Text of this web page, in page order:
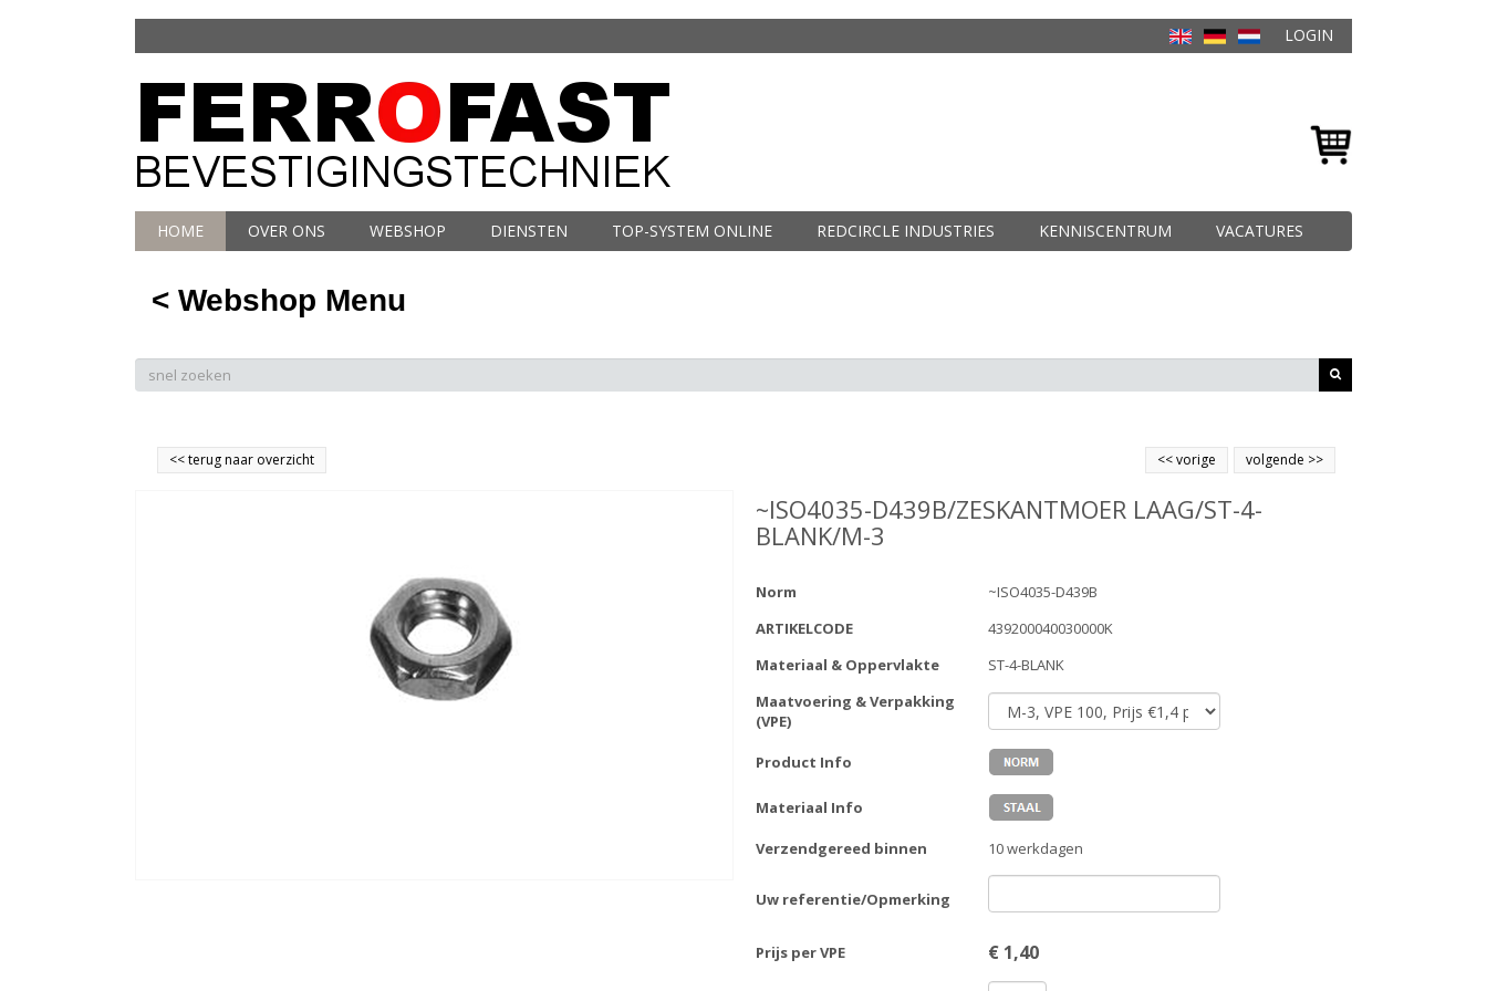
LOGIN
HOME OVER ONS WEBSHOP DIENSTEN TOP-SYSTEM ONLINE REDCIRCLE INDUSTRIES KENNISCENTRUM VACATURES
< Webshop Menu
<<terug naar overzicht volgende >>
<<vorige
~ISO4035-D439B/ZESKANTMOER LAAG/ST-4-
BLANK/M-3
Norm
~ISO4035-D439B
ARTIKELCODE
439200040030000K
Materiaal & Oppervlakte
ST-4-BLANK
Maatvoering & Verpakking
(VPE)
Product Info
Materiaal Info
Verzendgereed binnen 10 werkdagen
Uw referentie/Opmerking
Prijs per VPE € 1,40